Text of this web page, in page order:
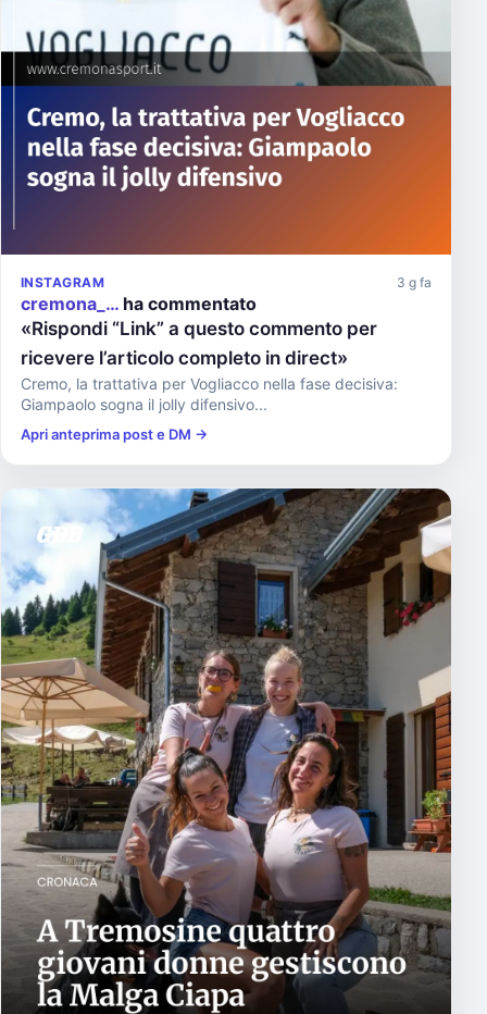
INSTAGRAM 3 g fa
cremona_… ha commentato
«Rispondi “Link” a questo commento per
ricevere l’articolo completo in direct»
Cremo, la trattativa per Vogliacco nella fase decisiva:
Giampaolo sogna il jolly difensivo...
Apri anteprima post e DM →